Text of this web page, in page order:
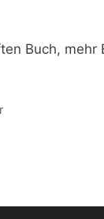
Buch, mehr